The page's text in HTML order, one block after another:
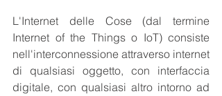
L'Internet delle Cose (dal termine
Internet of the Things o IoT) consiste
nell'interconnessione attraverso internet
di qualsiasi oggetto, con interfaccia
digitale, con qualsiasi altro intorno ad